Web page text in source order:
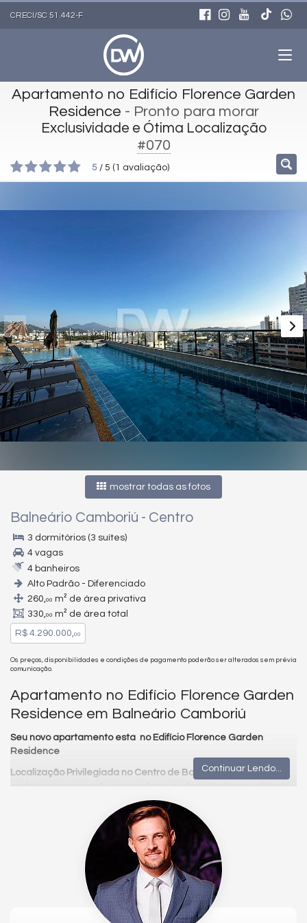
CRECI/SC 51.442-F
Apartamento no Edifício Florence Garden
Residence - Pronto para morar
Exclusividade e Ótima Localização
#070
5 / 5 ( 1 avaliação)
mostrar todas as fotos
Balneário Camboriú - Centro
3 dormitórios (3 suítes)
4 vagas
4 banheiros
Alto Padrão - Diferenciado
260,00 m² de área privativa
330,00 m² de área total
R$ 4.290.000,00
Os preços, disponibilidades e condições de pagamento poderão ser alterados sem prévia
comunicação.
Apartamento no Edifício Florence Garden
Residence em Balneário Camboriú
Seu novo apartamento esta no Edifício Florence Garden
Residence
Localização Privilegiada no Centro de Balneário Camboriú, SC
perfeita para quem busca conforto, exclusividade e qualidade
Características do Imóvel:
3 Vagas de Garagem
260m² de Área Privativa
330m² de Área Total
Continuar Lendo...